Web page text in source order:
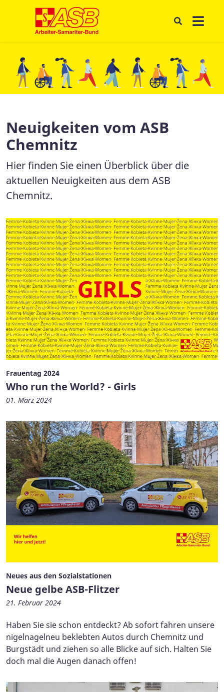
Neuigkeiten vom ASB
Chemnitz
Hier finden Sie einen Überblick über die
aktuellen Neuigkeiten aus dem ASB
Chemnitz.
Frauentag 2024
Who run the World? - Girls
01. März 2024
Neues aus den Sozialstationen
Neue gelbe ASB-Flitzer
21. Februar 2024
Haben Sie sie schon entdeckt? Ab sofort fahren unsere
nigelnagelneu beklebten Autos durch Chemnitz und
Burgstädt und ziehen so alle Blicke auf sich. Halten Sie
doch mal die Augen danach offen!